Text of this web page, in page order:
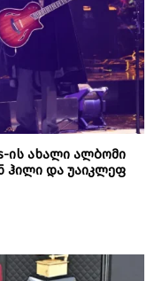
ის ახალი ალბომი
ჰილი და უაიკლეფ